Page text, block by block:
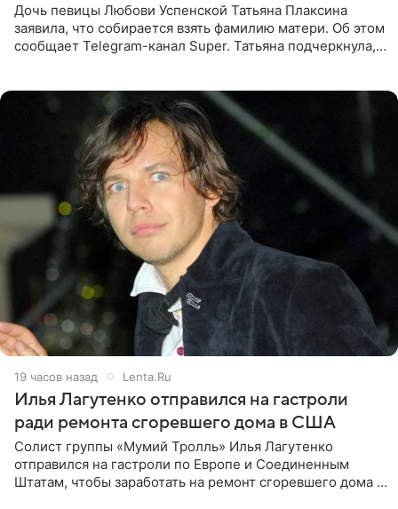
Дочь певицы Любови Успенской Татьяна Плаксина
заявила, что собирается взять фамилию матери. Об этом
сообщает Telegram-канал Super. Татьяна подчеркнула,
19 часов назад Lenta.Ru
Илья Лагутенко отправился на гастроли
ради ремонта сгоревшего дома в США
Солист группы «Мумий Тролль» Илья Лагутенко
отправился на гастроли по Европе и Соединенным
Штатам, чтобы заработать на ремонт сгоревшего дома в